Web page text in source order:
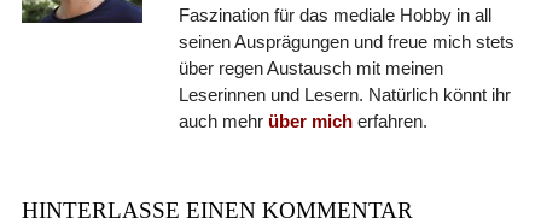
Faszination für das mediale Hobby in all
seinen Ausprägungen und freue mich stets
über regen Austausch mit meinen
Leserinnen und Lesern. Natürlich könnt ihr
auch mehr über micherfahren.
HINTERLASSE EINEN KOMMENTAR